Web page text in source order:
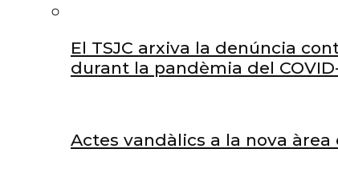
El TSJC arxiva la denúncia
durant la pandèmia del
Actes vandàlics a la nova